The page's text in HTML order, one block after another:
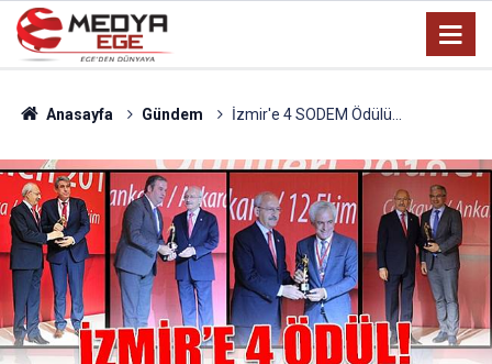
Anasayfa Gündem İzmir'e 4 SODEM Ödülü...